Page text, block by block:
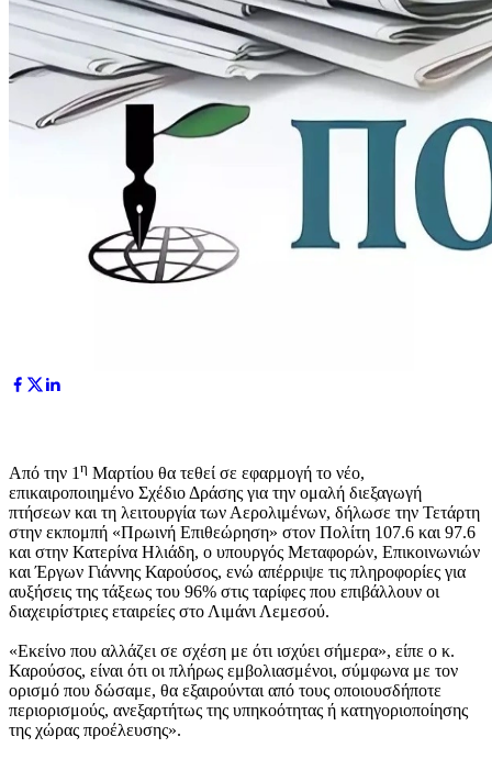
Από την 1 η Μαρτίου θα τεθεί σε εφαρμογή το νέο,
επικαιροποιημένο Σχέδιο Δράσης για την ομαλή διεξαγωγή
πτήσεων και τη λειτουργία των Αερολιμένων, δήλωσε την Τετάρτη
στην εκπομπή «Πρωινή Επιθεώρηση» στον Πολίτη 107.6 και 97.6
και στην Κατερίνα Ηλιάδη, ο υπουργός Μεταφορών, Επικοινωνιών
και Έργων Γιάννης Καρούσος, ενώ απέρριψε τις πληροφορίες για
αυξήσεις της τάξεως του 96% στις ταρίφες που επιβάλλουν οι
διαχειρίστριες εταιρείες στο Λιμάνι Λεμεσού.
«Εκείνο που αλλάζει σε σχέση με ότι ισχύει σήμερα», είπε ο κ.
Καρούσος, είναι ότι οι πλήρως εμβολιασμένοι, σύμφωνα με τον
ορισμό που δώσαμε, θα εξαιρούνται από τους οποιουσδήποτε
περιορισμούς, ανεξαρτήτως της υπηκοότητας ή κατηγοριοποίησης
της χώρας προέλευσης».